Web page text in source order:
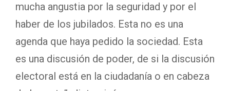
mucha angustia por la seguridad y por el
haber de los jubilados. Esta no es una
agenda que haya pedido la sociedad. Esta
es una discusión de poder, de si la discusión
electoral está en la ciudadanía o en cabeza